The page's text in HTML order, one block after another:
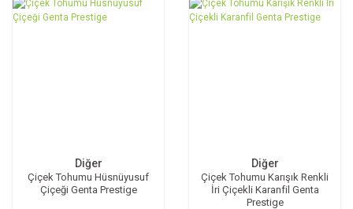
Diğer
Çiçek Tohumu Hüsnüyusuf
Çiçeği Genta Prestige
Diğer
Çiçek Tohumu Karışık Renkli
İri Çiçekli Karanfil Genta
Prestige